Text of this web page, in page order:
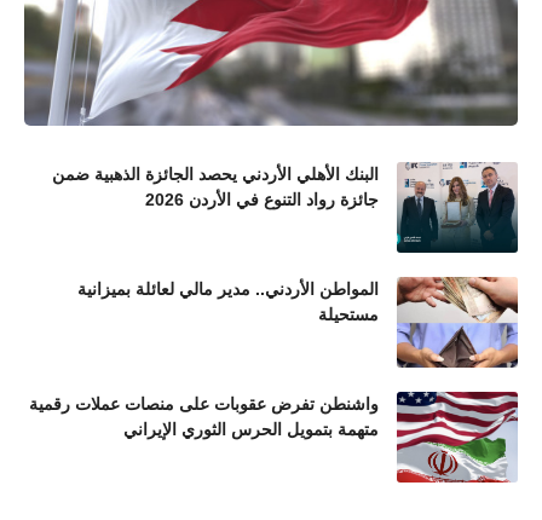
البنك الأهلي الأردني يحصد الجائزة الذهبية ضمن
جائزة رواد التنوع في الأردن 2026
المواطن الأردني.. مدير مالي لعائلة بميزانية
مستحيلة
واشنطن تفرض عقوبات على منصات عملات رقمية
متهمة بتمويل الحرس الثوري الإيراني